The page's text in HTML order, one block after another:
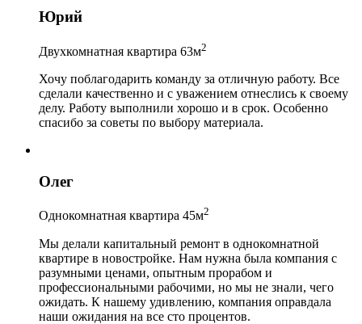
Юрий
Двухкомнатная квартира 63м2
Хочу поблагодарить команду за отличную работу. Все
сделали качественно и с уважением отнеслись к своему
делу. Работу выполнили хорошо и в срок. Особенно
спасибо за советы по выбору материала.
Олег
Однокомнатная квартира 45м2
Мы делали капитальный ремонт в однокомнатной
квартире в новостройке. Нам нужна была компания с
разумными ценами, опытным прорабом и
профессиональными рабочими, но мы не знали, чего
ожидать. К нашему удивлению, компания оправдала
наши ожидания на все сто процентов.